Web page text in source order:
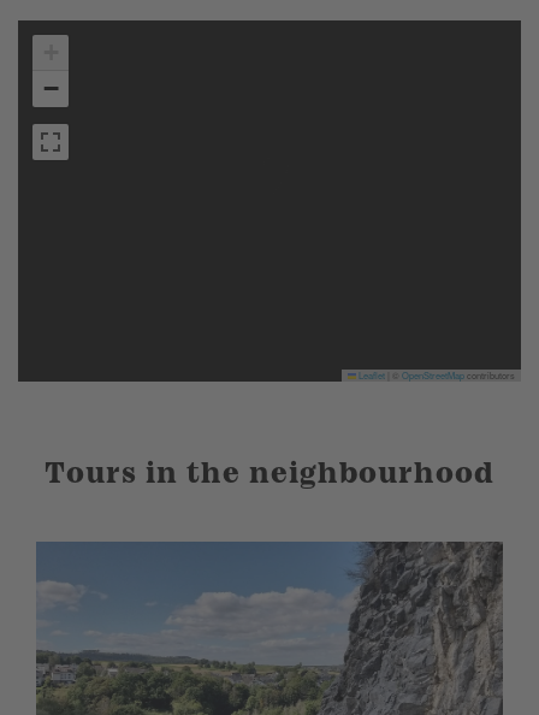
−
Leaflet OpenStreetMapcontributors
Tours in the neighbourhood